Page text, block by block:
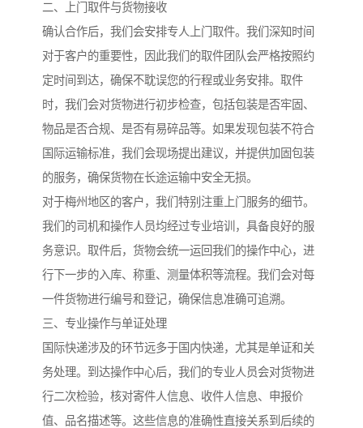
二、上门取件与货物接收
确认合作后，我们会安排专人上门取件。我们深知时间
对于客户的重要性，因此我们的取件团队会严格按照约
定时间到达，确保不耽误您的行程或业务安排。取件
时，我们会对货物进行初步检查，包括包装是否牢固、
物品是否合规、是否有易碎品等。如果发现包装不符合
国际运输标准，我们会现场提出建议，并提供加固包装
的服务，确保货物在长途运输中安全无损。
对于梅州地区的客户，我们特别注重上门服务的细节。
我们的司机和操作人员均经过专业培训，具备良好的服
务意识。取件后，货物会统一运回我们的操作中心，进
行下一步的入库、称重、测量体积等流程。我们会对每
一件货物进行编号和登记，确保信息准确可追溯。
三、专业操作与单证处理
国际快递涉及的环节远多于国内快递，尤其是单证和关
务处理。到达操作中心后，我们的专业人员会对货物进
行二次检验，核对寄件人信息、收件人信息、申报价
值、品名描述等。这些信息的准确性直接关系到后续的